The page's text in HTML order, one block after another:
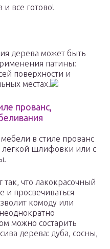
и все готово!
дерева может быть
патины:
поверхности и
местах.
прованс,
в стиле прованс
легкой шлифовки или с
что лакокрасочный
и просвечиваться
комоду или
можно состарить
дерева: дуба, сосны,